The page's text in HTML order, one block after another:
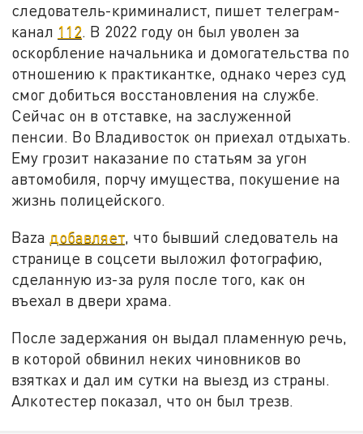
следователь-криминалист, пишет телеграм-
канал 112. В 2022 году он был уволен за
оскорбление начальника и домогательства по
отношению к практикантке, однако через суд
смог добиться восстановления на службе.
Сейчас он в отставке, на заслуженной
пенсии. Во Владивосток он приехал отдыхать.
Ему грозит наказание по статьям за угон
автомобиля, порчу имущества, покушение на
жизнь полицейского.
Baza добавляет, что бывший следователь на
странице в соцсети выложил фотографию,
сделанную из-за руля после того, как он
въехал в двери храма.
После задержания он выдал пламенную речь,
в которой обвинил неких чиновников во
взятках и дал им сутки на выезд из страны.
Алкотестер показал, что он был трезв.